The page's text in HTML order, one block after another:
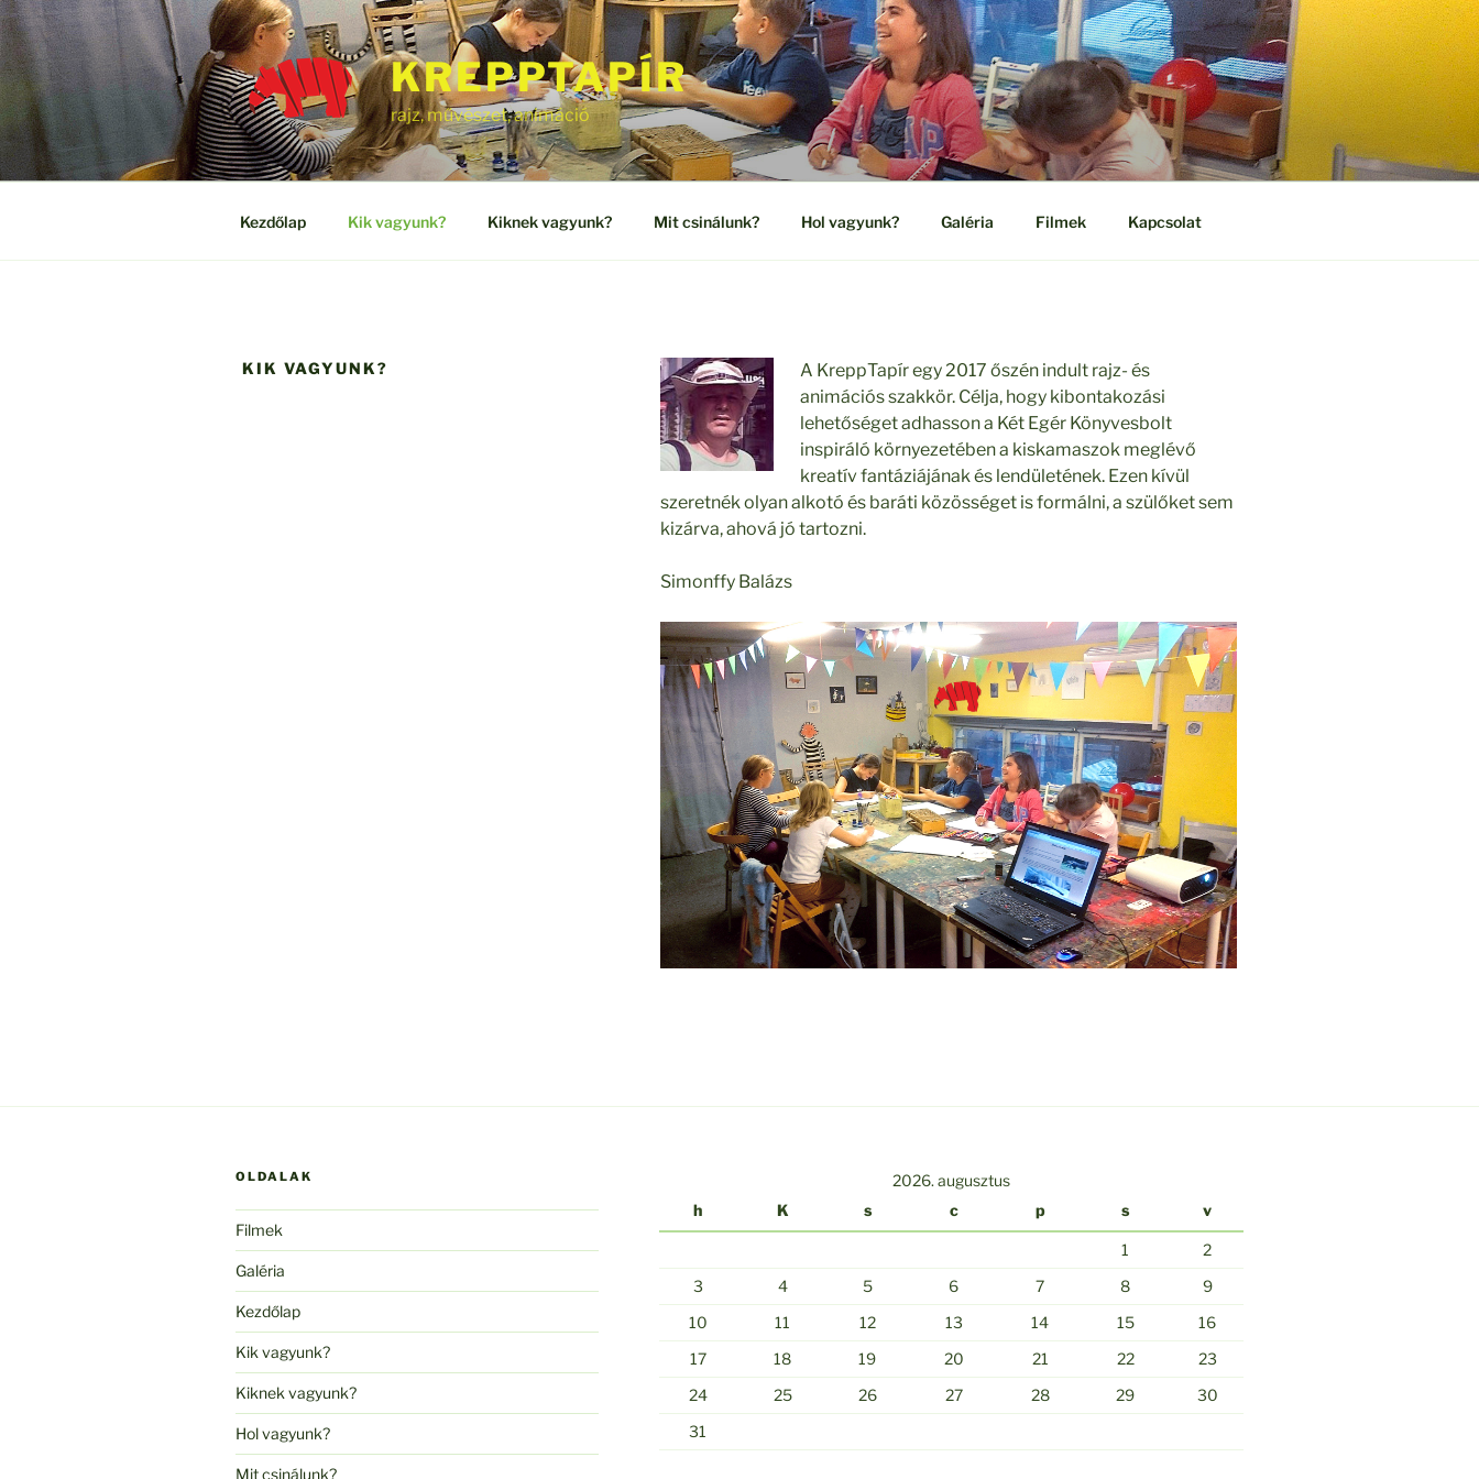
Tartalomhoz
KREPPTAPÍR
rajz, művészet, animáció
Kezdőlap Kik vagyunk? Kiknek vagyunk? Mit csinálunk? Hol vagyunk? Galéria Filmek Kapcsolat
KIK VAGYUNK?
A KreppTapír egy 2017 őszén indult rajz- és
animációs szakkör. Célja, hogy kibontakozási
lehetőséget adhasson a Két Egér Könyvesbolt
inspiráló környezetében a kiskamaszok meglévő
kreatív fantáziájának és lendületének. Ezen kívül
szeretnék olyan alkotó és baráti közösséget is formálni, a szülőket sem
kizárva, ahová jó tartozni.
Simonffy Balázs
OLDALAK
Filmek
Galéria
Kezdőlap
Kik vagyunk?
Kiknek vagyunk?
Hol vagyunk?
Mit csinálunk?
2026. augusztus
h
K s c p s v
1
2
3
4 5 6 7 8
9
10
11 12 13 14 15
16
17
18 19 20 21 22
23
24
25 26 27 28 29
30
31